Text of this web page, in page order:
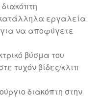
εργαλεία
να αποφύγετε
βύσμα του
τυχόν βίδες/κλιπ
διακόπτη στην